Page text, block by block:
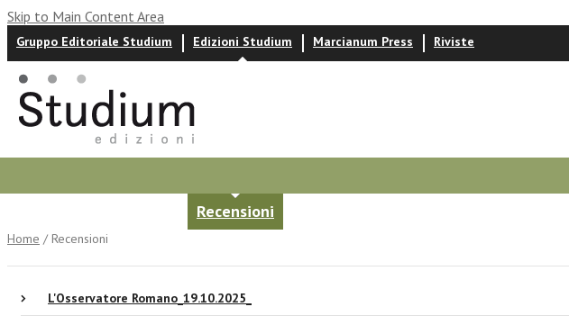
Skip to Main Content Area
Gruppo Editoriale Studium Edizioni Studium Marcianum Press Riviste
Recensioni
Home / Recensioni
L'Osservatore Romano_19.10.2025_